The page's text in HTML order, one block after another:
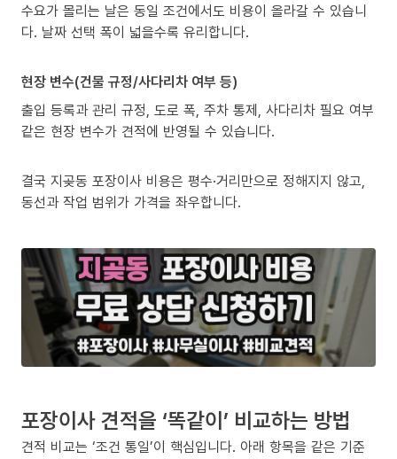
수요가 몰리는 날은 동일 조건에서도 비용이 올라갈 수 있습니
다. 날짜 선택 폭이 넓을수록 유리합니다.
현장 변수(건물 규정/사다리차 여부 등)
출입 등록과 관리 규정, 도로 폭, 주차 통제, 사다리차 필요 여부
같은 현장 변수가 견적에 반영될 수 있습니다.
결국 지곶동 포장이사 비용은 평수·거리만으로 정해지지 않고,
동선과 작업 범위가 가격을 좌우합니다.
포장이사 견적을 ‘똑같이’ 비교하는 방법
견적 비교는 ‘조건 통일’이 핵심입니다. 아래 항목을 같은 기준